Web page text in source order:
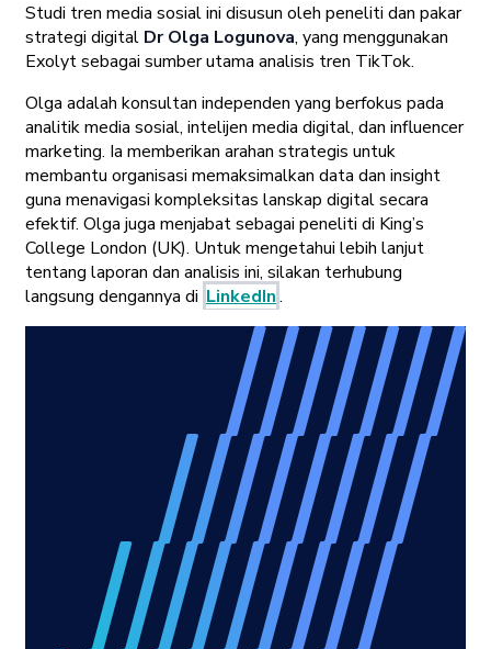
Studi tren media sosial ini disusun oleh peneliti dan pakar
strategi digital Dr Olga Logunova, yang menggunakan
Exolyt sebagai sumber utama analisis tren TikTok.
Olga adalah konsultan independen yang berfokus pada
analitik media sosial, intelijen media digital, dan influencer
marketing. Ia memberikan arahan strategis untuk
membantu organisasi memaksimalkan data dan insight
guna menavigasi kompleksitas lanskap digital secara
efektif. Olga juga menjabat sebagai peneliti di King’s
College London (UK). Untuk mengetahui lebih lanjut
tentang laporan dan analisis ini, silakan terhubung
langsung dengannya di LinkedIn.